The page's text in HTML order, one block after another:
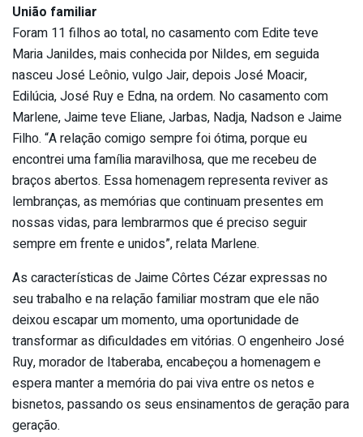
União familiar
Foram 11 filhos ao total, no casamento com Edite teve
Maria Janildes, mais conhecida por Nildes, em seguida
nasceu José Leônio, vulgo Jair, depois José Moacir,
Edilúcia, José Ruy e Edna, na ordem. No casamento com
Marlene, Jaime teve Eliane, Jarbas, Nadja, Nadson e Jaime
Filho. “A relação comigo sempre foi ótima, porque eu
encontrei uma família maravilhosa, que me recebeu de
braços abertos. Essa homenagem representa reviver as
lembranças, as memórias que continuam presentes em
nossas vidas, para lembrarmos que é preciso seguir
sempre em frente e unidos”, relata Marlene.
As características de Jaime Côrtes Cézar expressas no
seu trabalho e na relação familiar mostram que ele não
deixou escapar um momento, uma oportunidade de
transformar as dificuldades em vitórias. O engenheiro José
Ruy, morador de Itaberaba, encabeçou a homenagem e
espera manter a memória do pai viva entre os netos e
bisnetos, passando os seus ensinamentos de geração para
geração.